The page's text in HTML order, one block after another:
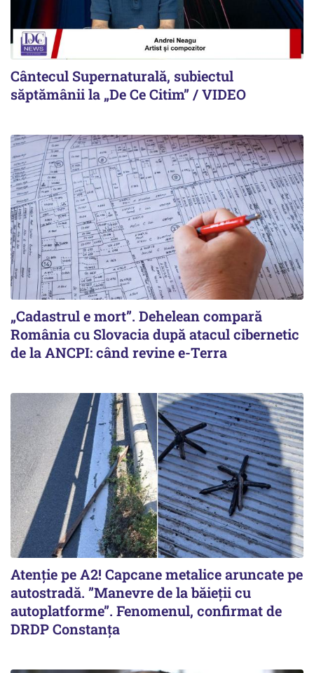
Cântecul Supernaturală, subiectul
săptămânii la „De Ce Citim” / VIDEO
„Cadastrul e mort”. Dehelean compară
România cu Slovacia după atacul cibernetic
de la ANCPI: când revine e-Terra
Atenție pe A2! Capcane metalice aruncate pe
autostradă. ”Manevre de la băieții cu
autoplatforme”. Fenomenul, confirmat de
DRDP Constanța